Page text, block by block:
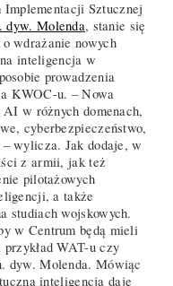
Sztucznej
dyw. Molenda, stanie się
wdrażanie nowych
inteligencja w
prowadzenia
KWOC-u. – Nowa
w różnych domenach,
cyberbezpieczeństwo,
wylicza. Jak dodaje, w
z armii, jak też
pilotażowych
a także
studiach wojskowych.
w Centrum będą mieli
WAT-u czy
dyw. Molenda. Mówiąc
inteligencja daje